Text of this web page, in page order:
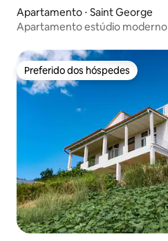
Apartamento ⋅ Saint George
Apartamento estúdio moderno
Preferido dos hóspedes
Preferido dos hóspedes